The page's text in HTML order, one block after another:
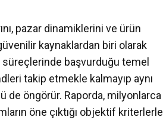
pazar dinamiklerini ve ürün
kaynaklardan biri olarak
başvurduğu temel
takip etmekle kalmayıp aynı
öngörür. Raporda, milyonlarca
öne çıktığı objektif kriterlerle